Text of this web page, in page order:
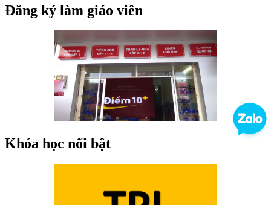
Đăng ký làm giáo viên
Khóa học nổi bật